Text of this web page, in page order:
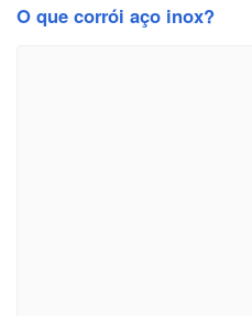
O que corrói aço inox?